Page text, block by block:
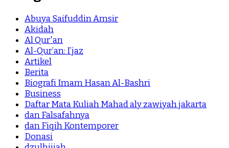
Abuya Saifuddin Amsir
Akidah
Al Qur'an
Al-Qur’an: I’jaz
Artikel
Berita
Biografi Imam Hasan Al-Bashri
Business
Daftar Mata Kuliah Mahad aly zawiyah jakarta
dan Falsafahnya
dan Fiqih Kontemporer
Donasi